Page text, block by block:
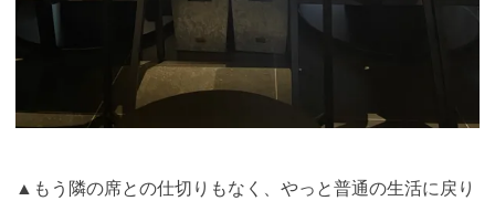
▲もう隣の席との仕切りもなく、やっと普通の生活に戻り